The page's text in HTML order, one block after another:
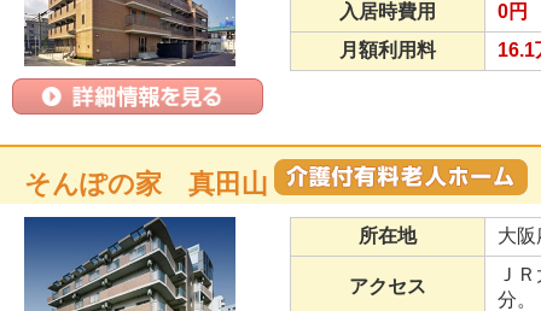
入居時費用
0円
月額利用料
16.1
そんぽの家 真田山
所在地 大
アクセス
Ｊ
分。